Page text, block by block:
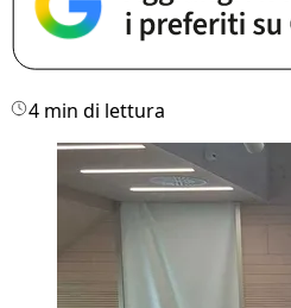
4 min di lettura